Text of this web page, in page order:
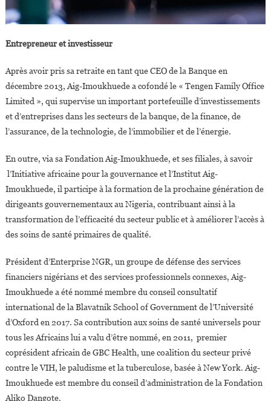
Entrepreneur etinvestisseur
Après avoir pris sa retraite en tant que CEO de la Banque en
décembre 2013, Aig-Imoukhuede a cofondé le « Tengen Family Office
Limited », qui supervise un important portefeuille d’investissements
et d’entreprises dans les secteurs de la banque, de la finance, de
l’assurance, de la technologie, de l’immobilier et de l’énergie.
En outre, via sa Fondation Aig-Imoukhuede, et ses filiales, à savoir
l’Initiative africaine pour la gouvernance et l’Institut Aig-
Imoukhuede, il participe à la formation de la prochaine génération de
dirigeants gouvernementaux au Nigeria, contribuant ainsi à la
transformation de l’efficacité du secteur public et à améliorer l’accès à
des soins de santé primaires de qualité.
Président d’Enterprise NGR, un groupe de défense des services
financiers nigérians et des services professionnels connexes, Aig-
Imoukhuede a été nommé membre du conseil consultatif
international de la Blavatnik School of Government de l’Université
d’Oxford en 2017. Sa contribution aux soins de santé universels pour
tous les Africains lui a valu d’être nommé, en 2011, premier
coprésident africain de GBC Health, une coalition du secteur privé
contre le VIH, le paludisme et la tuberculose, basée à New York. Aig-
Imoukhuede est membre du conseil d’administration de la Fondation
Aliko Dangote.